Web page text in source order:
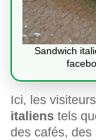
Sandwich
Ici, les
italiens tels
des cafés, des